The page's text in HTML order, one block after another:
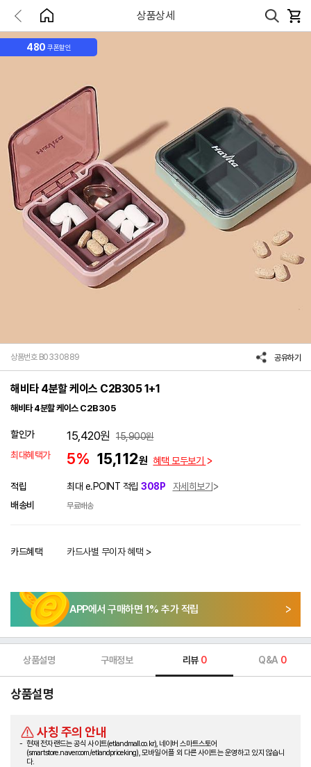
상품상세
480 쿠폰할인
상품번호 B0330889 공유하기
해비타 4분할 케이스 C2B305 1+1
해비타 4분할 케이스 C2B305
할인가 15,420원 15,900원
최대혜택가
5% 15,112원 혜택 모두보기
적립 최대 e.POINT 적립 308P
자세히보기
배송비
무료배송
카드혜택 카드사별 무이자 혜택 >
APP에서 구매하면 1% 추가 적립
상품설명 구매정보 리뷰 0 Q&A 0
상품설명
사칭 주의 안내
현재 전자랜드는 공식 사이트(etlandmall.co.kr), 네이버 스마트스토어
(smartstore.naver.com/etlandpriceking), 모바일 어플 외 다른 사이트는 운영하고 있지 않습니
다.